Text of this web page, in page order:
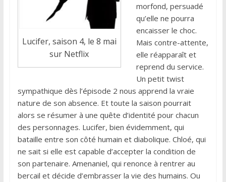
Lucifer, saison 4, le 8 mai
sur Netflix
morfond, persuadé
qu’elle ne pourra
encaisser le choc.
Mais contre-attente,
elle réapparaît et
reprend du service.
Un petit twist
sympathique dès l’épisode 2 nous apprend la vraie
nature de son absence. Et toute la saison pourrait
alors se résumer à une quête d’identité pour chacun
des personnages. Lucifer, bien évidemment, qui
bataille entre son côté humain et diabolique. Chloé, qui
ne sait si elle est capable d’accepter la condition de
son partenaire. Amenaniel, qui renonce à rentrer au
bercail et décide d’embrasser la vie des humains. Ou